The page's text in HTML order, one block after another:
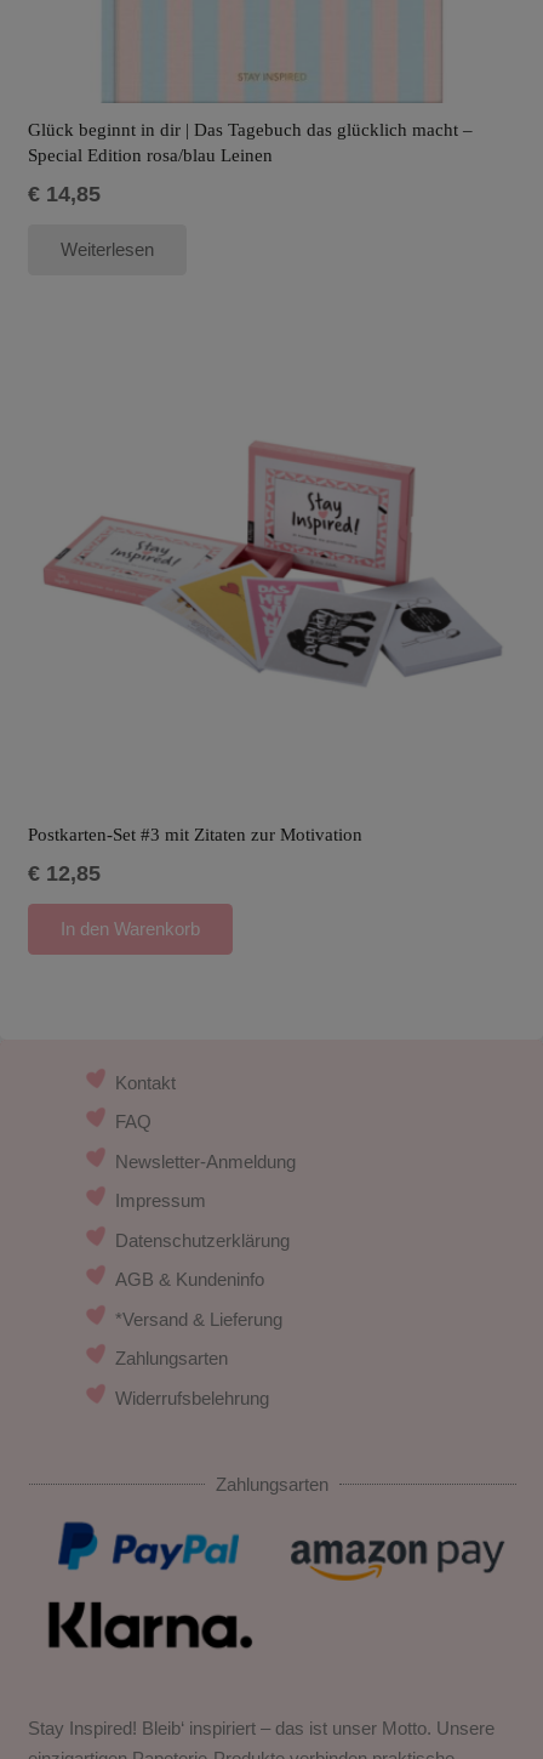
Glück beginnt in dir | Das Tagebuch das glücklich macht –
Special Edition rosa/blau Leinen
€14,85
Weiterlesen
Postkarten-Set #3 mit Zitaten zur Motivation
€12,85
In den Warenkorb
Kontakt
FAQ
Newsletter-Anmeldung
Impressum
Datenschutzerklärung
AGB & Kundeninfo
*Versand & Lieferung
Zahlungsarten
Widerrufsbelehrung
Zahlungsarten
Stay Inspired! Bleib‘ inspiriert – das ist unser Motto. Unsere